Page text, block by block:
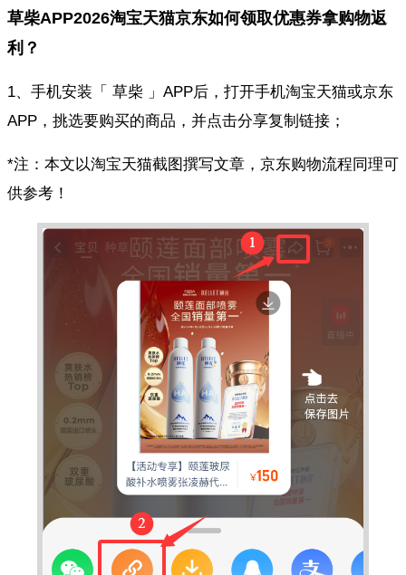
草柴APP2026淘宝天猫京东如何领取优惠券拿购物返
利？
1、手机安装「 草柴 」APP后，打开手机淘宝天猫或京东
APP，挑选要购买的商品，并点击分享复制链接；
*注：本文以淘宝天猫截图撰写文章，京东购物流程同理可
供参考！